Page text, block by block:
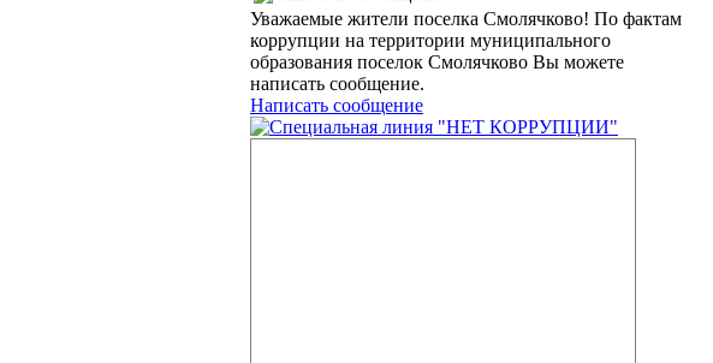
Уважаемые жители поселка Смолячково! По фактам
коррупции на территории муниципального
образования поселок Смолячково Вы можете
написать сообщение.
Написать сообщение